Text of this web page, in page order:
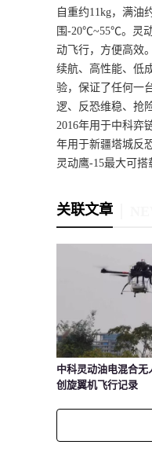
自重约11kg，满油
围-20℃~55℃。灵
动飞行，方便高效
续航、高性能、低
验，保证了任何一
逻、反恐维稳、抢
2016年用于中科弈
年用于新疆塔城反
灵动鹰-15最大可
关联文章
中科灵动油电混合
创旋翼机飞行记录